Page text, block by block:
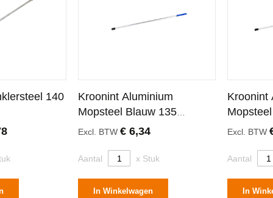
140
Kroonint Aluminium
Mopsteel Blauw 135
Centimeter
Excl. BTW€ 6,34
Aantal x Stuk
In Winkelwagen
Kroonint
Excl. BTW
Aantal
In